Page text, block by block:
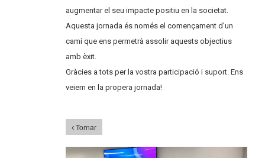
augmentar el seu impacte positiu en la societat.
Aquesta jornada és només el començament d'un
camí que ens permetrà assolir aquests objectius
amb èxit.
Gràcies a tots per la vostra participació i suport. Ens
veiem en la propera jornada!
Tornar